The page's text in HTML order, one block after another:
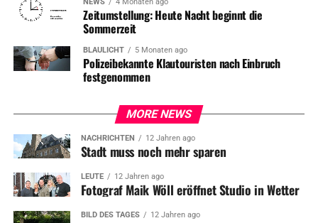
Zeitumstellung: Heute Nacht beginnt die
Sommerzeit
BLAULICHT 5 Monaten ago
Polizeibekannte Klautouristen nach Einbruch
festgenommen
MORE NEWS
NACHRICHTEN 12 Jahren ago
Stadt muss noch mehr sparen
LEUTE 12 Jahren ago
Fotograf Maik Wöll eröffnet Studio in Wetter
BILD DES TAGES 12 Jahren ago